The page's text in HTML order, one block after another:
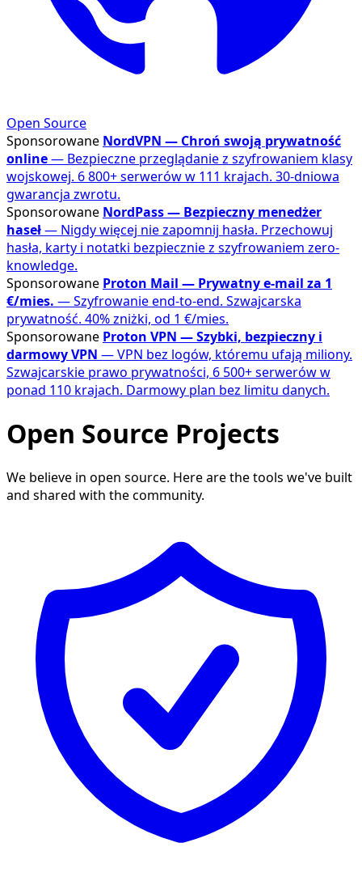
Open Source
Sponsorowane NordVPN — Chroń swoją prywatność
online— Bezpieczne przeglądanie z szyfrowaniem klasy
wojskowej. 6 800+ serwerów w 111 krajach. 30-dniowa
gwarancja zwrotu.
Sponsorowane NordPass — Bezpieczny menedżer
haseł— Nigdy więcej nie zapomnij hasła. Przechowuj
hasła, karty i notatki bezpiecznie z szyfrowaniem zero-
knowledge.
Sponsorowane Proton Mail — Prywatny e-mail za 1
€/mies. — Szyfrowanie end-to-end. Szwajcarska
prywatność. 40% zniżki, od 1 €/mies.
Sponsorowane Proton VPN — Szybki, bezpieczny i
darmowy VPN — VPN bez logów, któremu ufają miliony.
Szwajcarskie prawo prywatności, 6 500+ serwerów w
ponad 110 krajach. Darmowy plan bez limitu danych.
Open Source Projects
We believe in open source. Here are the tools we've built
and shared with the community.